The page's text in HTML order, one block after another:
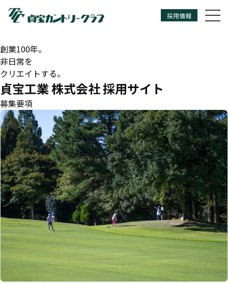
採用情報
創業100年。
非日常を
クリエイトする。
貞宝工業 株式会社 採用サイト
募集要項